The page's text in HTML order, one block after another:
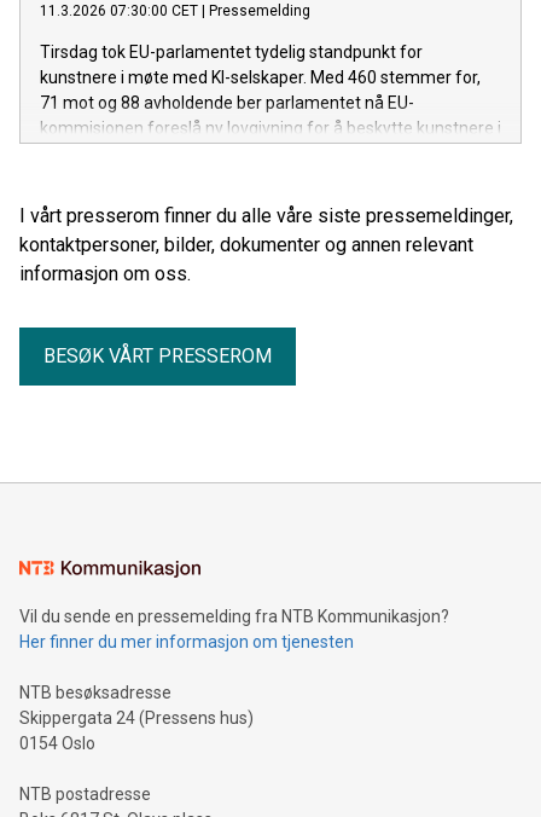
11.3.2026 07:30:00 CET | Pressemelding
Tirsdag tok EU-parlamentet tydelig standpunkt for
kunstnere i møte med KI-selskaper. Med 460 stemmer for,
71 mot og 88 avholdende ber parlamentet nå EU-
kommisjonen foreslå ny lovgivning for å beskytte kunstnere i
at opphavsretten også gjelder for dem, sier Inger Elise Mey,
direktør for internasjonale saker i TONO.
I vårt presserom finner du alle våre siste pressemeldinger,
kontaktpersoner, bilder, dokumenter og annen relevant
informasjon om oss.
BESØK VÅRT PRESSEROM
Vil du sende en pressemelding fra NTB Kommunikasjon?
Her finner du mer informasjon om tjenesten
NTB besøksadresse
Skippergata 24 (Pressens hus)
0154 Oslo
NTB postadresse